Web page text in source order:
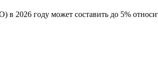
году может составить до 5%